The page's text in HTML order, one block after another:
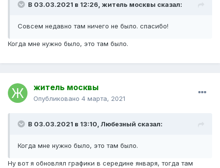
В 03.03.2021 в 12:26, житель москвы сказал:
Совсем недавно там ничего не было. спасибо!
Когда мне нужно было, это там было.
житель москвы
Опубликовано 4 марта, 2021
В 03.03.2021 в 13:10, Любезный сказал:
Когда мне нужно было, это там было.
Ну вот я обновлял графики в середине января, тогда там